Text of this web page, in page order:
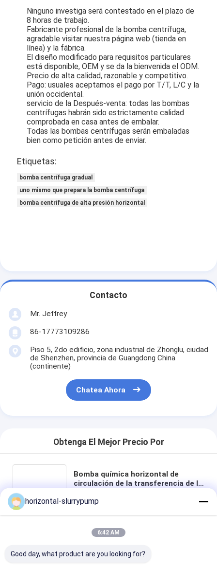
400
220
40-65 1450 68
2,8
125WD-
310
120-
250
18-33 1450 62
3
125WD-
350
120-
290
35-48 1450
125WD-
400
140-
300
35-60 1450 65
3
150WD-
310
200-
400
18-33 1450 64
3,5
150WD-
350
200-
400
25-45 1450 65
3,5
150WD-
400
200-
400
40-55 1450 67
200WD-
350
300-
600
28-38 1450 67
430
650
250WD-
400-
800
50-60
Ninguno investiga será contestado en el plazo de
8 horas de trabajo.
Fabricante profesional de la bomba centrífuga,
agradable visitar nuestra página web (tienda en
línea) y la fábrica.
El diseño modificado para requisitos particulares
está disponible, OEM y se da la bienvenida el ODM.
Precio de alta calidad, razonable y competitivo.
Pago: usuales aceptamos el pago por T/T, L/C y la
unión occidental.
servicio de la Después-venta: todas las bombas
centrífugas habrán sido estrictamente calidad
comprobada en casa antes de embalar.
Todas las bombas centrífugas serán embaladas
bien como petición antes de enviar.
Etiquetas:
bomba centrífuga gradual
uno mismo que prepara la bomba centrífuga
bomba centrífuga de alta presión horizontal
Contacto
Mr. Jeffrey
86-17773109286
Piso 5, 2do edificio, zona industrial de Zhonglu, ciudad
de Shenzhen, provincia de Guangdong China
(continente)
Chatea Ahora
Obtenga El Mejor Precio Por
Bomba química horizontal de
circulación de la transferencia de la
final del oscurecimiento del uno
Charlar
horizontal-slurrypump
6:42 AM
Good day, what product are you looking for?